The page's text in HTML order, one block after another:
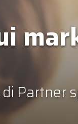
Partner